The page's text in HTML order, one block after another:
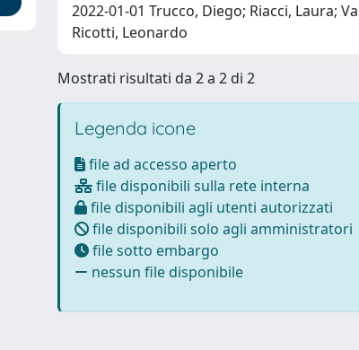
2022-01-01 Trucco, Diego; Riacci, Laura;
Ricotti, Leonardo
Mostrati risultati da 2 a 2 di 2
Legenda icone
file ad accesso aperto
file disponibili sulla rete interna
file disponibili agli utenti autorizzati
file disponibili solo agli amministratori
file sotto embargo
nessun file disponibile